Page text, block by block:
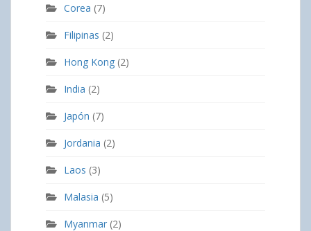
Corea (7)
Filipinas (2)
Hong Kong (2)
India (2)
Japón (7)
Jordania (2)
Laos (3)
Malasia (5)
Myanmar (2)